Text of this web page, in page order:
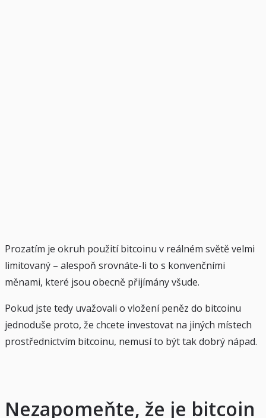
Prozatím je okruh použití bitcoinu v reálném světě velmi
limitovaný – alespoň srovnáte-li to s konvenčními
měnami, které jsou obecně přijímány všude.
Pokud jste tedy uvažovali o vložení peněz do bitcoinu
jednoduše proto, že chcete investovat na jiných místech
prostřednictvím bitcoinu, nemusí to být tak dobrý nápad.
Nezapomeňte, že je bitcoin